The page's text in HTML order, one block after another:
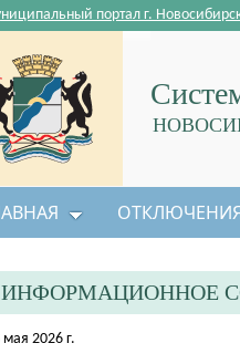
портал г.
ИНФОРМАЦИОННОЕ
мая 2026 г.